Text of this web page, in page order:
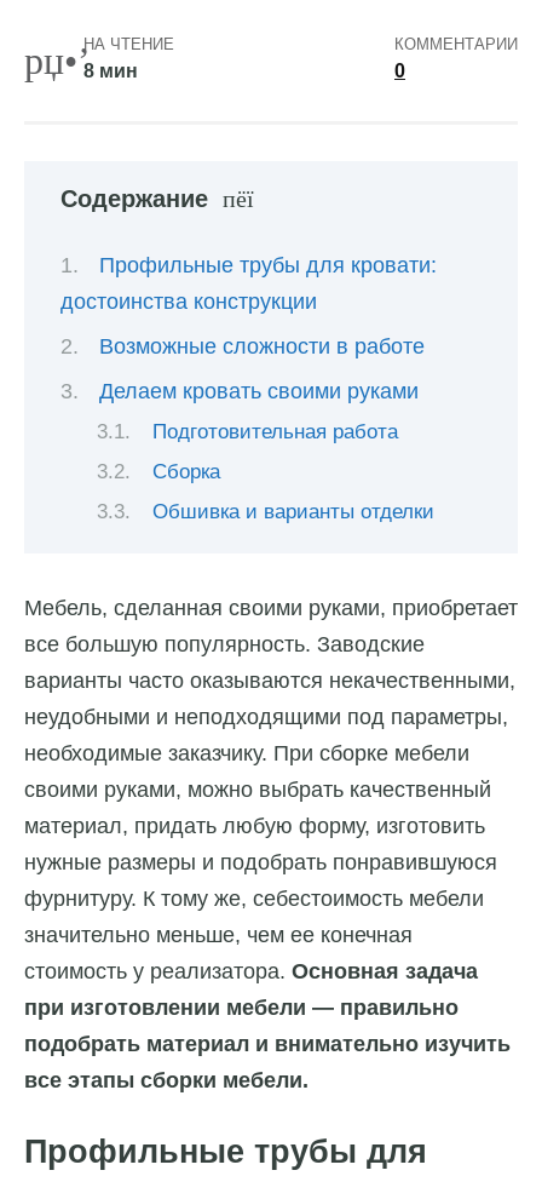
НА ЧТЕНИЕ
8 мин
КОММЕНТАРИИ
0
Содержание
Профильные трубы для кровати:
достоинства конструкции
Возможные сложности в работе
Делаем кровать своими руками
Подготовительная работа
Сборка
Обшивка и варианты отделки
Мебель, сделанная своими руками, приобретает
все большую популярность. Заводские
варианты часто оказываются некачественными,
неудобными и неподходящими под параметры,
необходимые заказчику. При сборке мебели
своими руками, можно выбрать качественный
материал, придать любую форму, изготовить
нужные размеры и подобрать понравившуюся
фурнитуру. К тому же, себестоимость мебели
значительно меньше, чем ее конечная
стоимость у реализатора. Основная задача
при изготовлении мебели — правильно
подобрать материал и внимательно изучить
все этапы сборки мебели.
Профильные трубы для